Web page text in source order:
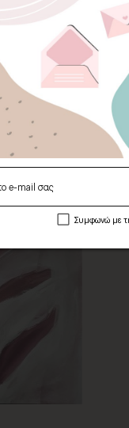
Συμφωνώ με